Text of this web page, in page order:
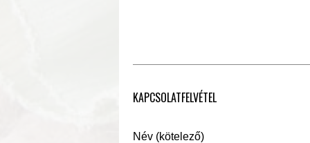
KAPCSOLATFELVÉTEL
Név (kötelező)